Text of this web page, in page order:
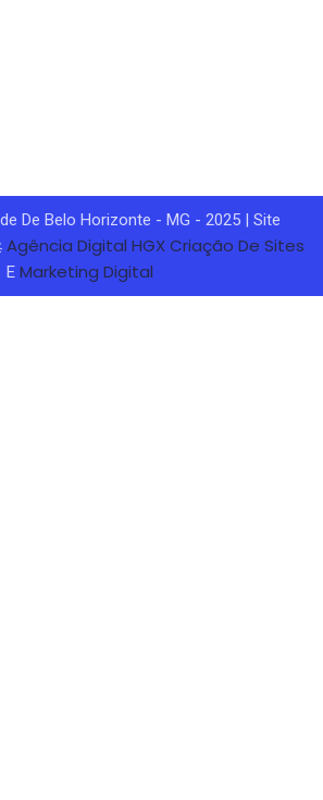
De Belo Horizonte - MG - 2025 | Site
Agência Digital HGXCriação De Sites
E Marketing Digital